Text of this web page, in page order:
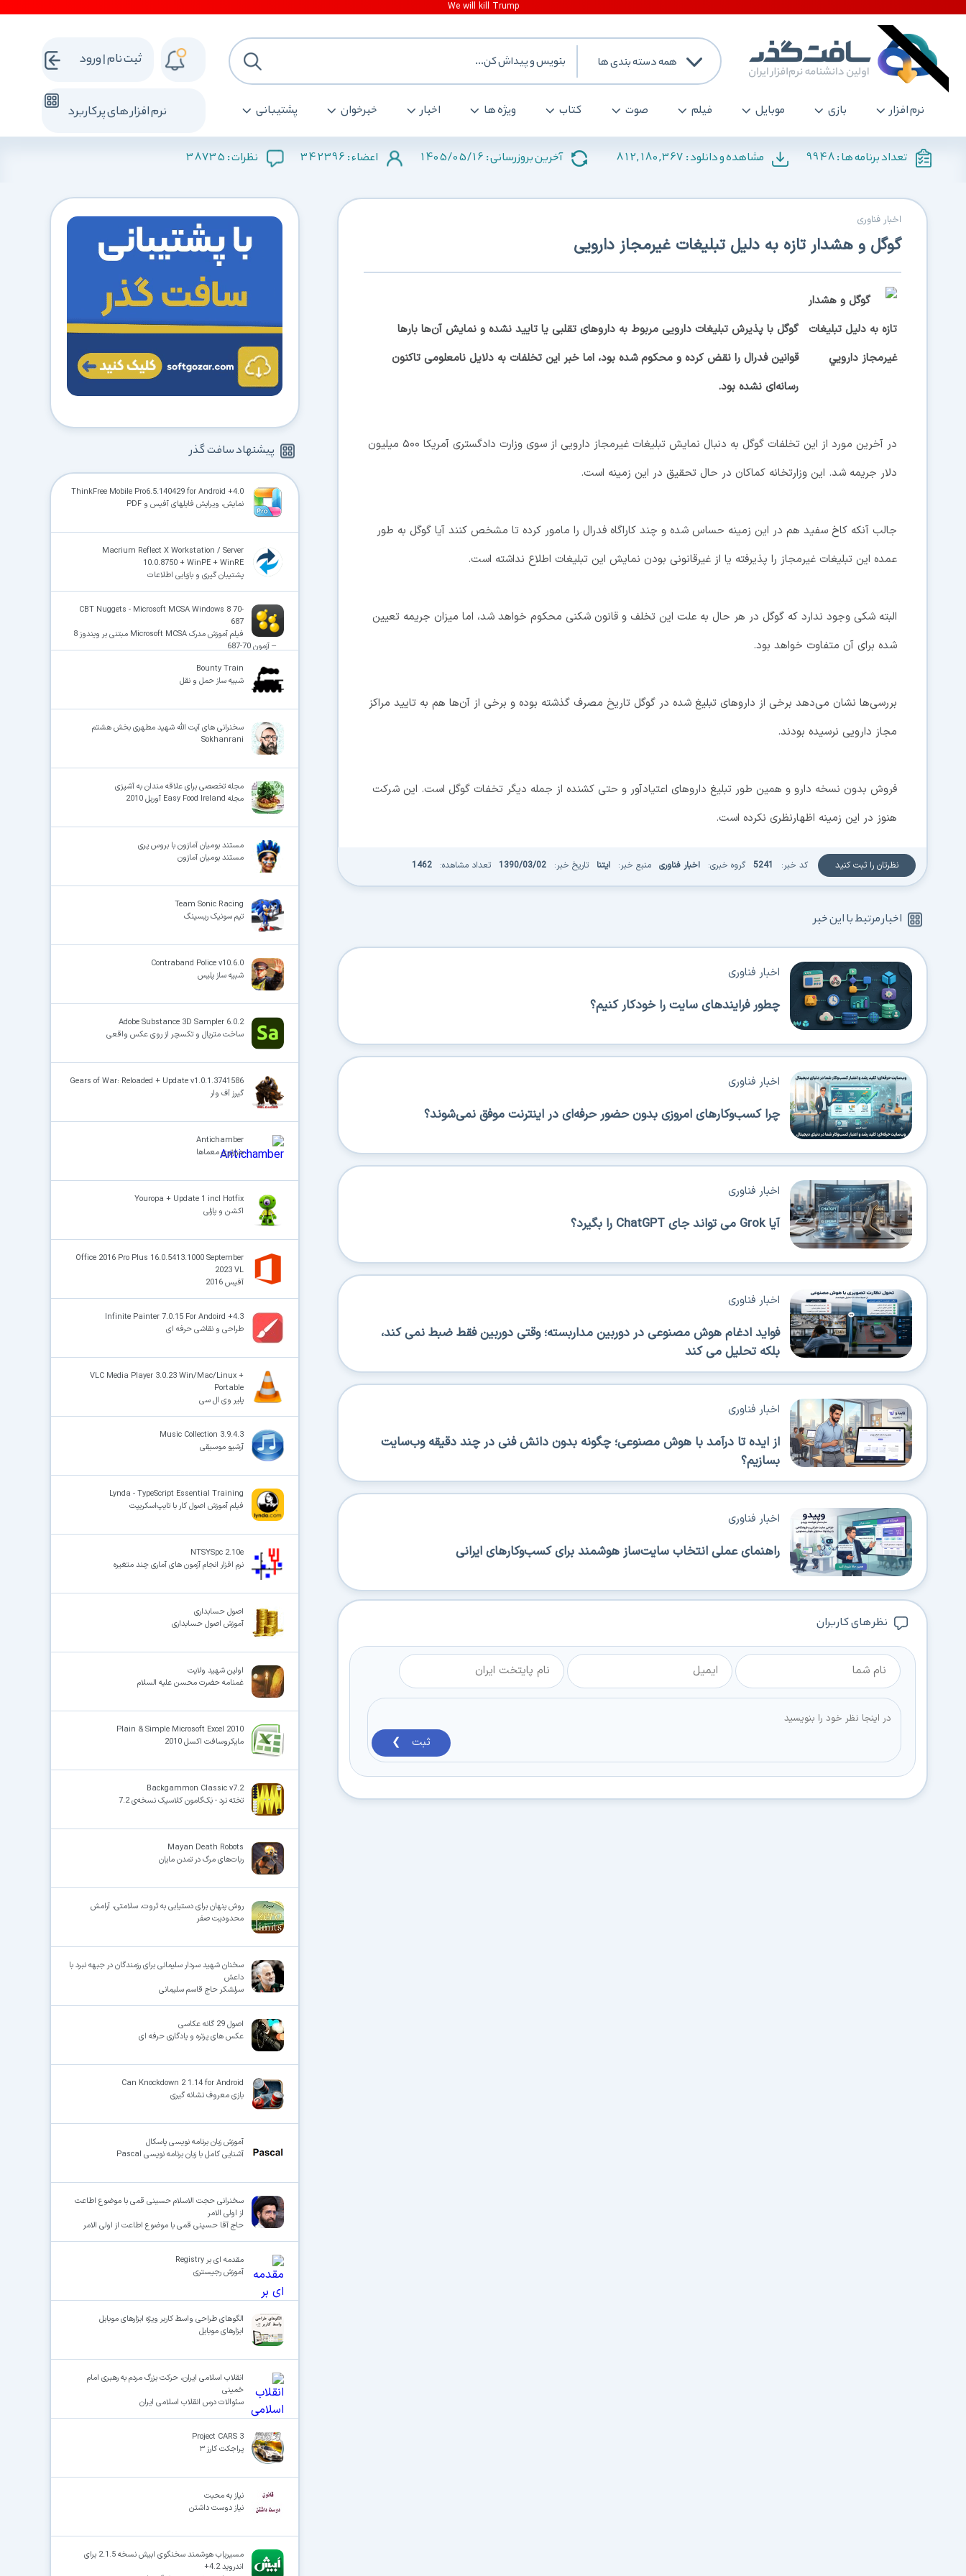
همه دسته بندی ها
نرم افزار بازی موبایل فیلم صوت کتاب ویژه ها اخبار خبرخوان پشتیبانی نرم افزار های پرکاربرد
ثبت نام | ورود
تعداد برنامه ها :9948 مشاهده و دانلود : 812,180,367 آخرین بروزرسانی : 1405/05/16 اعضاء : 342396 نظرات : 38735
اخبار فناوری
گوگل و هشدار تازه به دلیل تبلیغات غیرمجاز دارویی
گوگل با پذیرش تبلیغات دارویی مربوط به داروهای تقلبی یا تایید نشده و نمایش آن‌ها بار‌ها
قوانین فدرال را نقض کرده و محکوم شده بود، اما خبر این تخلفات به دلایل نامعلومی تاکنون
رسانه‌ای نشده بود.
در آخرین مورد از این تخلفات گوگل به دنبال نمایش تبلیغات غیرمجاز دارویی از سوی وزارت دادگستری آمریکا ۵۰۰ میلیون
دلار جریمه شد. این وزارتخانه کماکان در حال تحقیق در این زمینه است.
جالب آنکه کاخ سفید هم در این زمینه حساس شده و چند کاراگاه فدرال را مامور کرده تا مشخص کنند آیا گوگل به طور
عمده این تبلیغات غیرمجاز را پذیرفته یا از غیرقانونی بودن نمایش این تبلیغات اطلاع نداشته است.
البته شکی وجود ندارد که گوگل در هر حال به علت این تخلف و قانون شکنی محکوم خواهد شد، اما میزان جریمه تعیین
شده برای آن متفاوت خواهد بود.
بررسی‌ها نشان می‌دهد برخی از داروهای تبلیغ شده در گوگل تاریخ مصرف گذشته بوده و برخی از آن‌ها هم به تایید مراکز
مجاز دارویی نرسیده بودند.
فروش بدون نسخه دارو و همین طور تبلیغ داروهای اعتیادآور و حتی کشنده از جمله دیگر تخفات گوگل است. این شرکت
هنوز در این زمینه اظهارنظری نکرده است.
نظرتان را ثبت کنید کد خبر: 5241 گروه خبری: اخبار فناوری منبع خبر: ایتنا تاریخ خبر: 1390/03/02 تعداد مشاهده: 1462
اخبار مرتبط با این خبر
چطور فرایندهای سایت را خودکار کنیم؟
اخبار فناوری
چرا کسب‌وکارهای امروزی بدون حضور حرفه‌ای در اینترنت موفق نمی‌شوند؟
اخبار فناوری
آیا Grok می تواند جای ChatGPT را بگیرد؟
اخبار فناوری
فواید ادغام هوش مصنوعی در دوربین مداربسته؛ وقتی دوربین فقط ضبط نمی کند،
بلکه تحلیل می کند
اخبار فناوری
از ایده تا درآمد با هوش مصنوعی؛ چگونه بدون دانش فنی در چند دقیقه وب‌سایت
بسازیم؟
اخبار فناوری
راهنمای عملی انتخاب سایت‌ساز هوشمند برای کسب‌وکارهای ایرانی
اخبار فناوری
نظر های کاربران
ثبت ❯
پیشنهاد سافت گذر
ThinkFree Mobile Pro6.5.140429 for Android +4.0
نمایش، ویرایش فایلهای آفیس و PDF
Macrium Reflect X Workstation / Server
10.0.8750 + WinPE + WinRE
پشتیبان گیری و بازیابی اطلاعات
CBT Nuggets - Microsoft MCSA Windows 8 70-
687
فیلم آموزش مدرک Microsoft MCSA مبتنی بر ویندوز 8
– آزمون 70-687
Bounty Train
شبیه ساز حمل و نقل
سخنرانی های آیت الله شهید مطهری بخش هشتم
Sokhanrani
مجله تخصصی برای علاقه مندان به آشپزی
مجله Easy Food Ireland آوریل 2010
مستند بومیان آمازون با بروس پری
مستند بومیان آمازون
Team Sonic Racing
تیم سونیک ریسینگ
Contraband Police v10.6.0
شبیه ساز پلیس
Adobe Substance 3D Sampler 6.0.2
ساخت متریال و تکسچر از روی عکس واقعی
Gears of War: Reloaded + Update v1.0.1.3741586
گیرز آف وار
Antichamber
هزارتوی معماها
Youropa + Update 1 incl Hotfix
اکشن و پازلی
Office 2016 Pro Plus 16.0.5413.1000 September
2023 VL
آفیس 2016
Infinite Painter 7.0.15 For Andoird +4.3
طراحی و نقاشی حرفه ای
VLC Media Player 3.0.23 Win/Mac/Linux +
Portable
پلیر وی ال سی
Music Collection 3.9.4.3
آرشیو موسیقی
Lynda - TypeScript Essential Training
فیلم آموزش اصول کار با تایپ‌اسکریپت
NTSYSpc 2.10e
نرم افزار انجام آزمون های آماری چند متغیره
اصول حسابداری
آموزش اصول حسابداری
اولین شهید ولایت
غمنامه حضرت محسن علیه السلام
Plain & Simple Microsoft Excel 2010
مایکروسافت اکسل 2010
Backgammon Classic v7.2
تخته نرد - بَک‌گامون کلاسیک نسخه‌ی 7.2
Mayan Death Robots
ربات‌های مرگ در تمدن مایان
روش پنهان برای دستیابی به ثروت، سلامتی، آرامش
محدودیت صفر
سخنان شهید سردار سلیمانی برای رزمندگان در جبهه نبرد با
داعش
سرلشکر حاج قاسم سلیمانی
اصول 29 گانه عکاسی
عکس ھای پرتره و یادگاری حرفه ای
Can Knockdown 2 1.14 for Android
بازی معروف نشانه گیری
آموزش زبان برنامه نویسی پاسکال
آشنایی کامل با زبان برنامه نویسی Pascal
سخنرانی حجت الاسلام حسینی قمی با موضوع اطاعت
از اولی الامر
حاج آقا حسینی قمی با موضوع اطاعت از اولی الامر
مقدمه ای بر Registry
آموزش رجیستری
الگوهای طراحی واسط کاربر ویژه ابزارهای موبایل
ابزارهای موبایل
انقلاب اسلامی ایران، حرکت بزرگ مردم به رهبری امام
خمینی
سئوالات درس انقلاب اسلامی ایران
Project CARS 3
پراجکت کارز ۳
نیاز به محبت
نیاز دوست داشتن
مسیریاب هوشمند سخنگوی ابیش نسخه 2.1.5 برای
اندروید 4.2+